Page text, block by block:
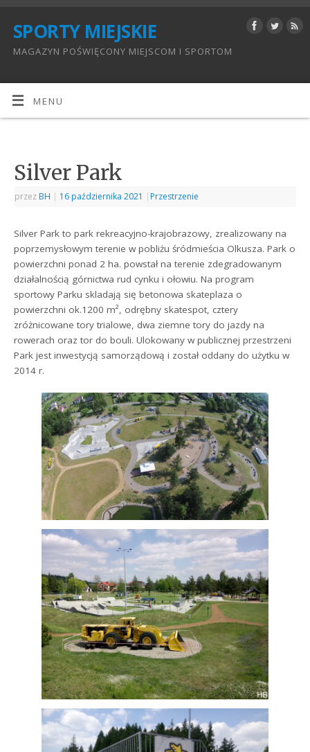
SPORTY MIEJSKIE
MAGAZYN POŚWIĘCONY MIEJSCOM I SPORTOM
MENU
Silver Park
przez BH | 16 października 2021 | Przestrzenie
Silver Park to park rekreacyjno-krajobrazowy, zrealizowany na
poprzemysłowym terenie w pobliżu śródmieścia Olkusza. Park o
powierzchni ponad 2 ha. powstał na terenie zdegradowanym
działalnością górnictwa rud cynku i ołowiu. Na program
sportowy Parku skladają się betonowa skateplaza o
powierzchni ok.1200 m², odrębny skatespot, cztery
zróżnicowane tory trialowe, dwa ziemne tory do jazdy na
rowerach oraz tor do bouli. Ulokowany w publicznej przestrzeni
Park jest inwestycją samorządową i został oddany do użytku w
2014 r.